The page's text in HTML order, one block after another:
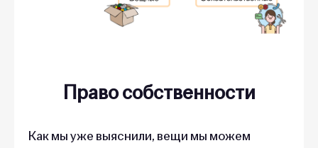
Право собственности
Как мы уже выяснили, вещи мы можем